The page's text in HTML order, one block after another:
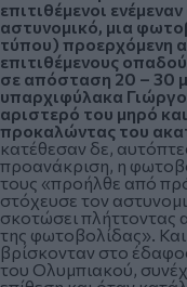
επιτιθέμενοι
αστυνομικό, μια
τύπου) προερχόμενη
επιτιθέμενους
σε απόσταση 20 – 30
υπαρχιφύλακα
αριστερό του μηρό
προκαλώντας του
κατέθεσαν δε,
προανάκριση, η
τους «προήλθε από
στόχευσε τον
σκοτώσει πλήττοντας
της φωτοβολίδας».
βρίσκονταν στο
του Ολυμπιακού,